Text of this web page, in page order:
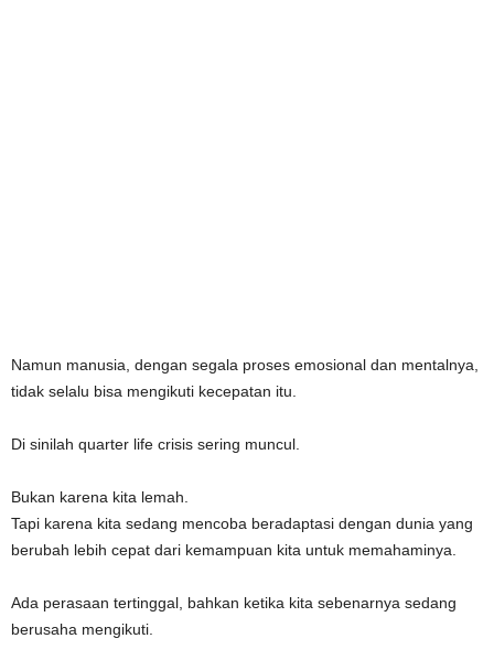
Namun manusia, dengan segala proses emosional dan mentalnya,
tidak selalu bisa mengikuti kecepatan itu.
Di sinilah quarter life crisis sering muncul.
Bukan karena kita lemah.
Tapi karena kita sedang mencoba beradaptasi dengan dunia yang
berubah lebih cepat dari kemampuan kita untuk memahaminya.
Ada perasaan tertinggal, bahkan ketika kita sebenarnya sedang
berusaha mengikuti.